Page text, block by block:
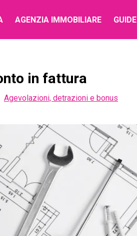
AGENZIA IMMOBILIARE GUIDE
in fattura
Agevolazioni, detrazioni e bonus